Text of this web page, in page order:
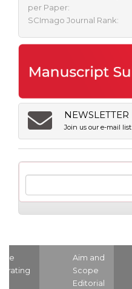
per Paper:
SCImago Journal Rank:
NEWSLETTER
Join us our e-mail list
Aim and
Scope
Editorial